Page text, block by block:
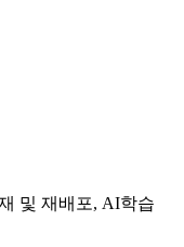
및 재배포, AI학습